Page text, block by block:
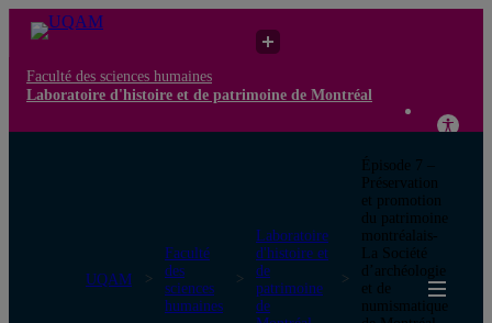
Faculté des sciences humaines
Laboratoire d'histoire et de patrimoine de Montréal
UQAM
Faculté
des
sciences
humaines
Laboratoire
d'histoire et
de
patrimoine
de
Épisode 7 –
Préservation
et promotion
du patrimoine
montréalais-
La Société
d’archéologie
et de
numismatique